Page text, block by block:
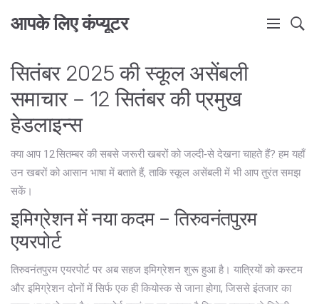
आपके लिए कंप्यूटर
सितंबर 2025 की स्कूल असेंबली
समाचार – 12 सितंबर की प्रमुख
हेडलाइन्स
क्या आप 12 सितम्बर की सबसे जरूरी खबरों को जल्दी‑से देखना चाहते हैं? हम यहाँ
उन खबरों को आसान भाषा में बताते हैं, ताकि स्कूल असेंबली में भी आप तुरंत समझ
सकें।
इमिग्रेशन में नया कदम – तिरुवनंतपुरम
एयरपोर्ट
तिरुवनंतपुरम एयरपोर्ट पर अब सहज इमिग्रेशन शुरू हुआ है। यात्रियों को कस्टम
और इमिग्रेशन दोनों में सिर्फ एक ही कियोस्क से जाना होगा, जिससे इंतजार का